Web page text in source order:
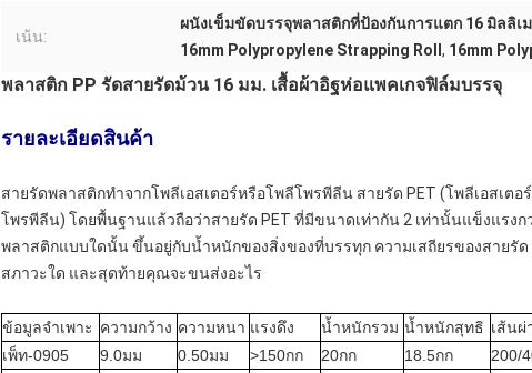
เน้น:
ผนังเข็มขัดบรรจุพลาสติกที่ป้องกันการแตก 16 มิลลิเ
16mm Polypropylene Strapping Roll , 16mm
พลาสติก PP รัดสายรัดม้วน 16 มม. เสื้อผ้าอิฐห่อแพคเกจฟิล์มบรรจุ
รายละเอียดสินค้า
สายรัดพลาสติกทำจากโพลีเอสเตอร์หรือโพลีโพรพีลีน สายรัด PET (โพลีเอสเต
โพรพีลีน) โดยพื้นฐานแล้วถือว่าสายรัด PET ที่มีขนาดเท่ากัน 2 เท่านั้นแข็งแรงก
พลาสติกแบบใดนั้น ขึ้นอยู่กับน้ำหนักของสิ่งของที่บรรทุก ความเสถียรของสายรั
สภาวะใด และสุดท้ายคุณจะขนส่งอะไร
ข้อมูลจำเพาะ ความกว้าง ความหนา แรงดึง น้ำหนักรวม น้ำหนักสุทธิ เส้น
เพ็ท-0905
9.0มม 0.50มม >150กก 20กก 18.5กก 200/